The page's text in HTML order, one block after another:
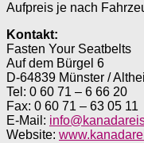
Aufpreis je nach
Kontakt:
Fasten Your Seatbelts
Auf dem Bürgel 6
D-64839 Münster /
Tel: 0 60 71 – 6 66 20
Fax: 0 60 71 – 63 05 11
E-Mail:
Website: